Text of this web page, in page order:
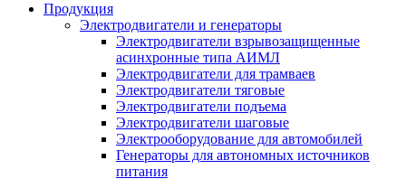
Продукция
Электродвигатели и генераторы
Электродвигатели взрывозащищенные
асинхронные типа АИМЛ
Электродвигатели для трамваев
Электродвигатели тяговые
Электродвигатели подъема
Электродвигатели шаговые
Электрооборудование для автомобилей
Генераторы для автономных источников
питания